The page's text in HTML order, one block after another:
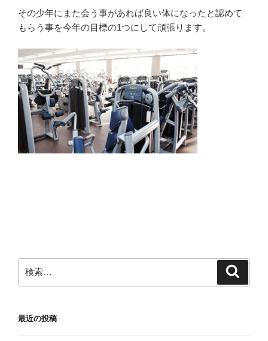
その少年にまた会う事があれば良い体になったと認めて
もらう事を今年の目標の1つにして頑張ります。
索:
最近の投稿